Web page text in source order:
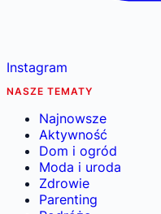
Instagram
NASZE TEMATY
Najnowsze
Aktywność
Dom i ogród
Moda i uroda
Zdrowie
Parenting